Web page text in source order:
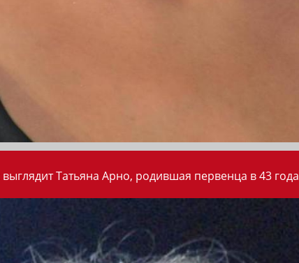
Татьяна Арно, родившая первенца в 43 года